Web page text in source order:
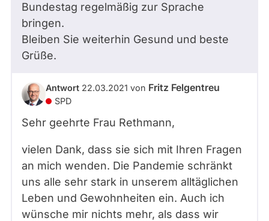
Bundestag regelmäßig zur Sprache
bringen.
Bleiben Sie weiterhin Gesund und beste
Grüße.
Antwort 22.03.2021 von Fritz Felgentreu
SPD
Sehr geehrte Frau Rethmann,
vielen Dank, dass sie sich mit Ihren Fragen
an mich wenden. Die Pandemie schränkt
uns alle sehr stark in unserem alltäglichen
Leben und Gewohnheiten ein. Auch ich
wünsche mir nichts mehr, als dass wir